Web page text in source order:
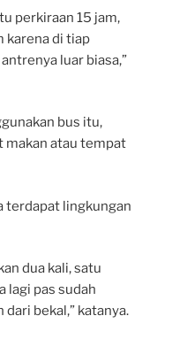
perkiraan 15 jam,
karena di tiap
luar biasa,”
bus itu,
makan atau tempat
terdapat lingkungan
dua kali, satu
lagi pas sudah
dari bekal,” katanya.